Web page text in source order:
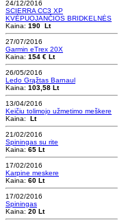
24/12/2016
SCIERRA CC3 XP
KVĖPUOJANČIOS BRIDKELNĖS
Kaina: 190 Lt
27/07/2016
Garmin eTrex 20X
Kaina: 154 € Lt
26/05/2016
Ledo Grąžtas Barnaul
Kaina: 103,58 Lt
13/04/2016
Keičiu tolimojo užmetimo meškere
Kaina:
Lt
21/02/2016
Spiningas su rite
Kaina: 65 Lt
17/02/2016
Karpine meskere
Kaina: 60 Lt
17/02/2016
Spiningas
Kaina: 20 Lt